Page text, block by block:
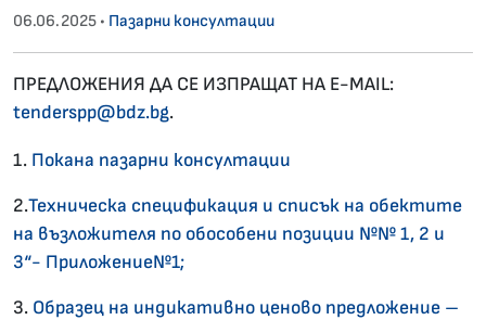
06.06.2025 • Пазарни консултации
ПРЕДЛОЖЕНИЯ ДА СЕ ИЗПРАЩАТ НА E-MAIL:
tenderspp@bdz.bg.
1. Покана пазарни консултации
2.Техническа спецификация и списък на обектите
на възложителя по обособени позиции №№ 1, 2 и
3“- Приложение№1;
3. Образец на индикативно ценово предложение –